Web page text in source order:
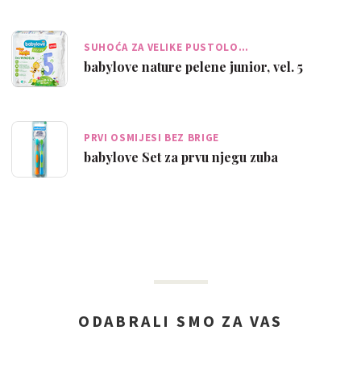
SUHOĆA ZA VELIKE PUSTOLO…
babylove nature pelene junior, vel. 5
PRVI OSMIJESI BEZ BRIGE
babylove Set za prvu njegu zuba